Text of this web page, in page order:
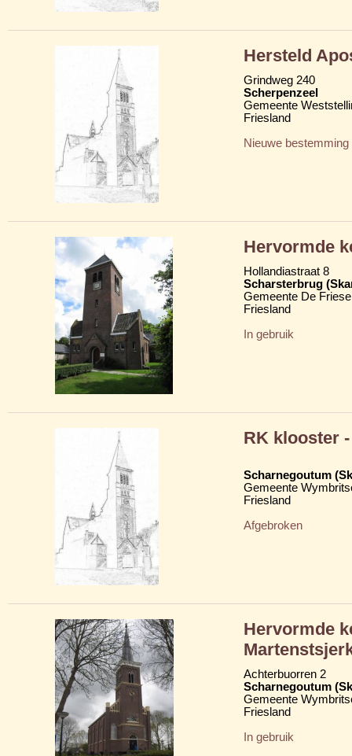
Hersteld
Grindweg 240
Scherpenzeel
Gemeente
Friesland
Nieuwe bestemming
Hervormde
Hollandiastraat 8
Scharsterbrug
Gemeente De
Friesland
In gebruik
RK klooster
Scharnegoutum
Gemeente
Friesland
Afgebroken
Hervormde
Achterbuorren 2
Scharnegoutum
Gemeente
Friesland
In gebruik